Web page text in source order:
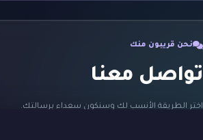
نحن قريبون منك
تواصل معنا
اختر الطريقة الأنسب لك وسنكون سعداء برسالتك.